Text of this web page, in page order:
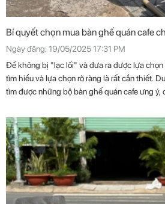
Bí quyết chọn mua bàn ghế quán cafe
Ngày đăng: 19/05/2025 17:31 PM
Để không bị "lạc lối" và đưa ra được lựa chọn
tìm hiểu và lựa chọn rõ ràng là rất cần thiết.
tìm được những bộ bàn ghế quán cafe ưng ý,